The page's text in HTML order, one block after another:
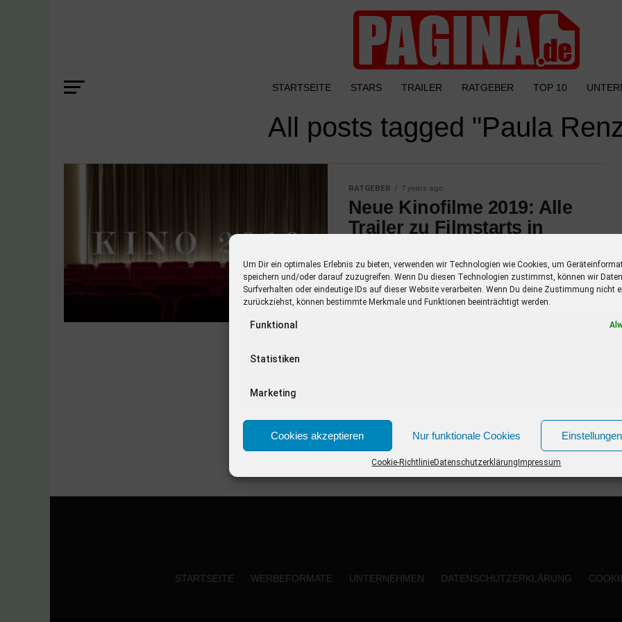
Um Dir ein optimales Erlebnis zu bieten, verwenden wir Technologien wie Cookies, um
speichern und/oder darauf zuzugreifen. Wenn Du diesen Technologien zustimmst, können wir
Surfverhalten oder eindeutige IDs auf dieser Website verarbeiten. Wenn Du deine Zustimmung nicht
zurückziehst, können bestimmte Merkmale und Funktionen beeinträchtigt werden.
Funktional
Statistiken
Marketing
Cookies akzeptieren Nur funktionale Cookies
Cookie-RichtlinieDatenschutzerklärung Impressum
STARTSEITE STARS TRAILER RATGEBER TOP 10
All posts tagged "Paula
RATGEBER 7 years ago
Neue Kinofilme 2019: Alle
Trailer zu Filmstarts in
Entdecke alle Trailer zu Filmstarts in diesem
Jahr mit einer Übersicht der Schauspieler.
Verpasse keinen Film mehr mit dieser Liste!
STARTSEITE WERBEFORMATE UNTERNEHMEN DATENSCHUTZERKLÄRUNG